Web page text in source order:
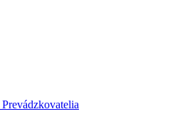
Prevádzkovatelia